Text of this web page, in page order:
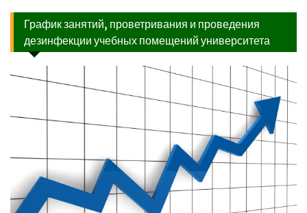
График занятий, проветривания и проведения
дезинфекции учебных помещений университета